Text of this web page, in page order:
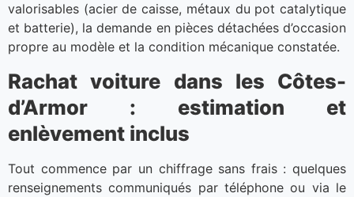
valorisables (acier de caisse, métaux du pot catalytique
et batterie), la demande en pièces détachées d’occasion
propre au modèle et la condition mécanique constatée.
Rachat voiture dans les Côtes-
d’Armor : estimation et
enlèvement inclus
Tout commence par un chiffrage sans frais : quelques
renseignements communiqués par téléphone ou via le